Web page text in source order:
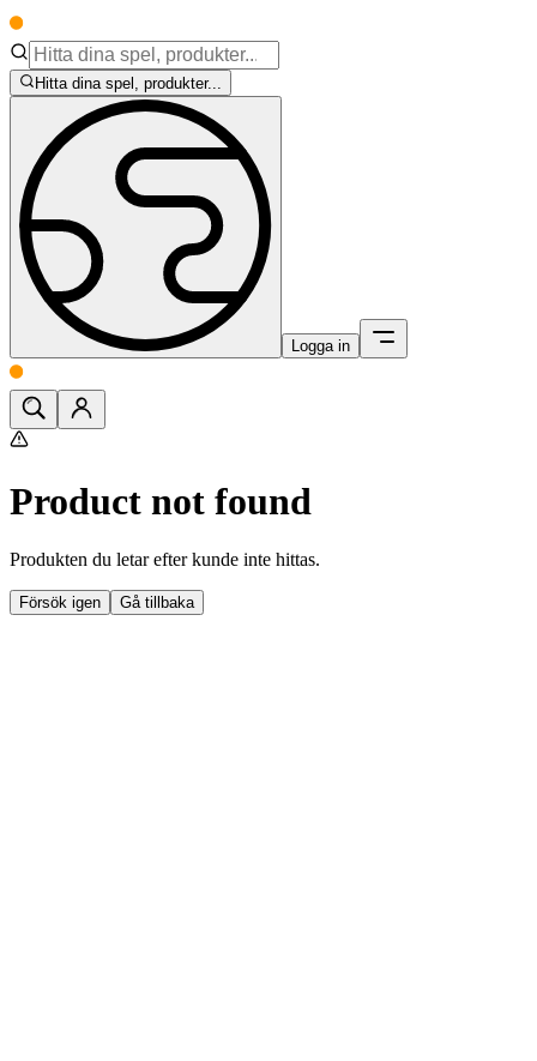
Hitta dina spel, produkter...
Logga in
Product not found
Produkten du letar efter kunde inte hittas.
Försök igen Gå tillbaka